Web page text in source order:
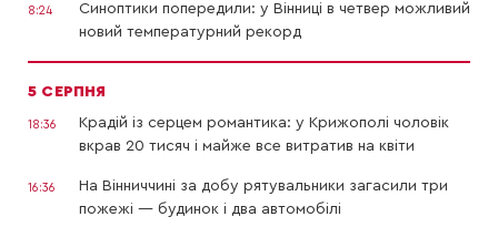
8:24
Синоптики попередили: у Вінниці в четвер можливий
новий температурний рекорд
5 СЕРПНЯ
18:36
Крадій із серцем романтика: у Крижополі чоловік
вкрав 20 тисяч і майже все витратив на квіти
16:36
На Вінниччині за добу рятувальники загасили три
пожежі — будинок і два автомобілі